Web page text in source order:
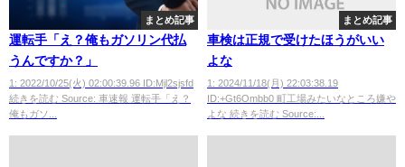
まとめ記事
運転手「え？俺もガソリン代払
うんですか？」
1: 2022/10/25(火) 02:00:39.96 ID:Mjl2sjsfd
続きを読む Source: 車速報 運転手「え？
俺もガソ...
まとめ記事
車検は正規で受けたほうがいい
よな
1: 2024/11/18(月) 22:03:38.19
ID:+Gt6Ombb0 町工場みたいなところ嫌や
よな 続きを読む Source:...